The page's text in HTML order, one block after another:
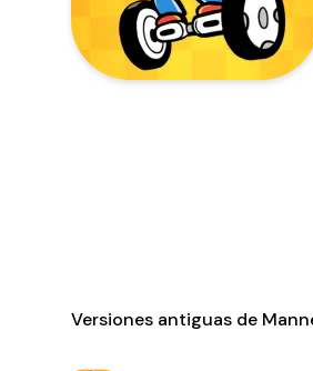
Versiones antiguas de